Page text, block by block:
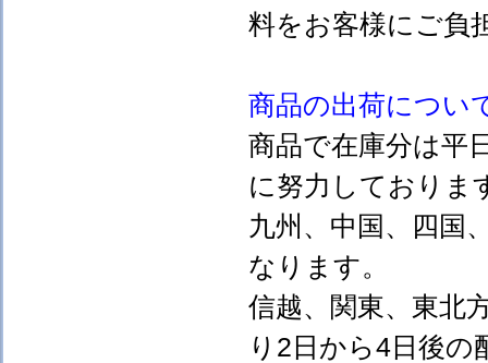
料をお客様にご負
商品の出荷につい
商品で在庫分は平
に努力しておりま
九州、中国、四国
なります。
信越、関東、東北
り2日から4日後の